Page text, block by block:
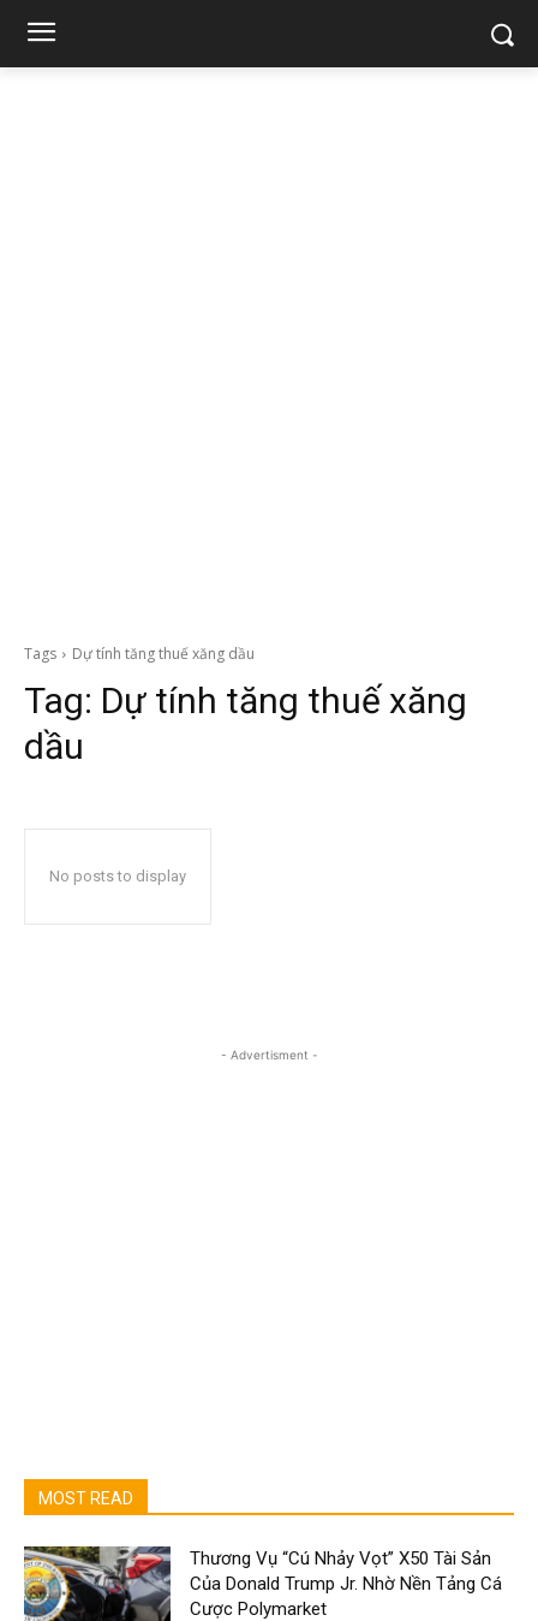
Tags Dự tính tăng thuế xăng dầu
Tag: Dự tính tăng thuế xăng
dầu
No posts to display
- Advertisment -
MOST READ
Thương Vụ “Cú Nhảy Vọt” X50 Tài Sản
Của Donald Trump Jr. Nhờ Nền Tảng Cá
Cược Polymarket